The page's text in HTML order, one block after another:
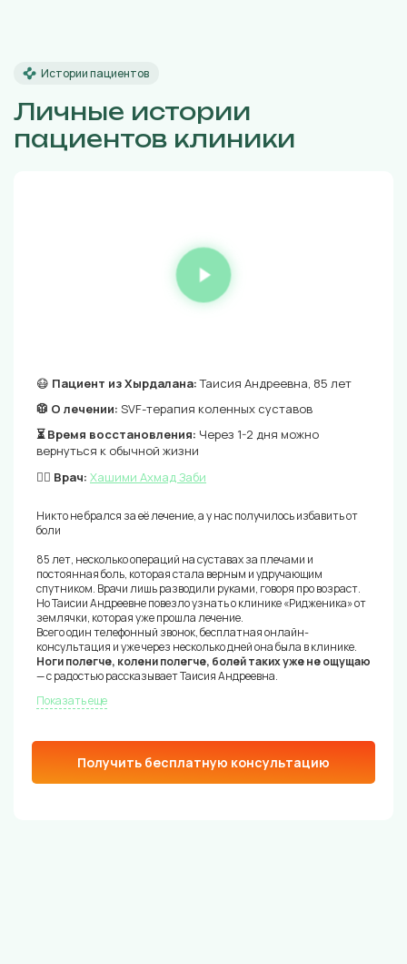
Истории пациентов
Личные истории
пациентов клиники
😷 Пациент из Хырдалана:Таисия Андреевна, 85 лет
🥼 О лечении: SVF-терапия коленных суставов
⏳ Время восстановления: Через 1-2 дня можно
вернуться к обычной жизни
👨‍⚕️ Врач: Хашими Ахмад Заби
Никто не брался за её лечение, а у нас получилось избавить от
боли
85 лет, несколько операций на суставах за плечами и
постоянная боль, которая стала верным и удручающим
спутником. Врачи лишь разводили руками, говоря про возраст.
Но Таисии Андреевне повезло узнать о клинике «Ридженика» от
землячки, которая уже прошла лечение.
Всего один телефонный звонок, бесплатная онлайн-
консультация и уже через несколько дней она была в клинике.
Ноги полегче, колени полегче, болей таких уже не ощущаю
— с радостью рассказывает Таисия Андреевна.
Показать еще
Получить бесплатную консультацию